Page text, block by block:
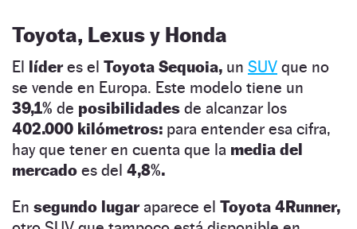
Toyota, Lexus y Honda
El líderes el Toyota Sequoia, un SUV que no
se vende en Europa. Este modelo tiene un
39,1% de posibilidades de alcanzar los
402.000 kilómetros: para entender esa cifra,
hay que tener en cuenta que la media del
mercado es del 4,8%.
En segundo lugaraparece el Toyota 4Runner,